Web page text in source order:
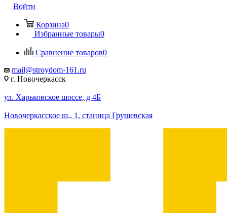
Войти
Корзина0
Избранные товары0
Сравнение товаров0
mail@stroydom-161.ru
г. Новочеркасск
ул. Харьковское шоссе, д 4Б
Новочеркасское ш., 1, станица Грушевская